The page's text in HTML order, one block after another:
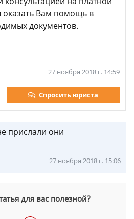
оказать Вам помощь в
документов.
27 ноября 2018 г. 14:59
Спросить юриста
прислали они
27 ноября 2018 г. 15:06
для вас полезной?